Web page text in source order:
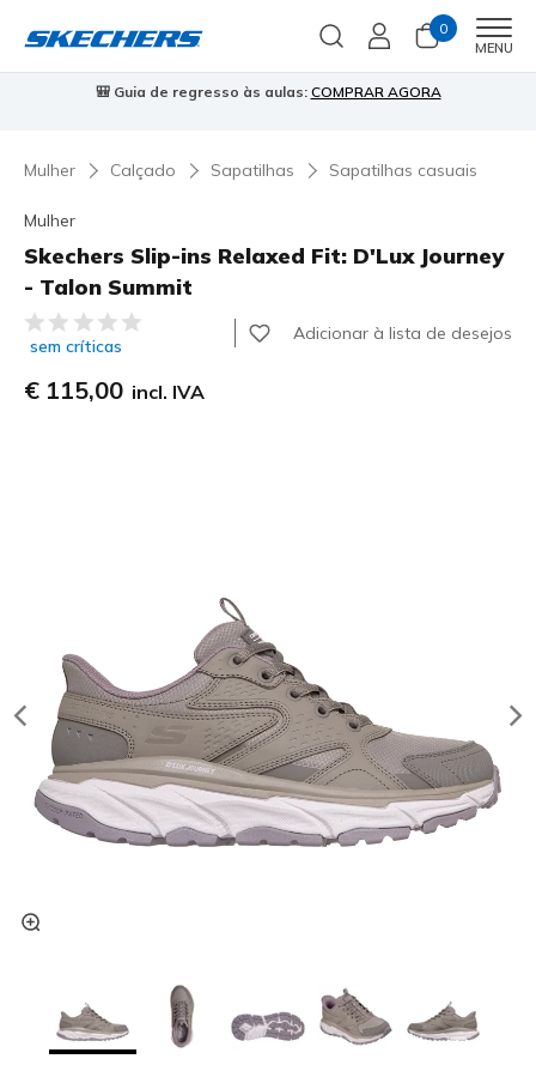
0
MENU
🎒 Guia de regresso às aulas: COMPRAR AGORA
Mulher Calçado Sapatilhas Sapatilhas casuais
Mulher
Skechers Slip-ins Relaxed Fit: D'Lux Journey
- Talon Summit
5 de 5 – Classificação do cliente
sem críticas
Adicionar à lista de desejos
€ 115,00 incl. IVA